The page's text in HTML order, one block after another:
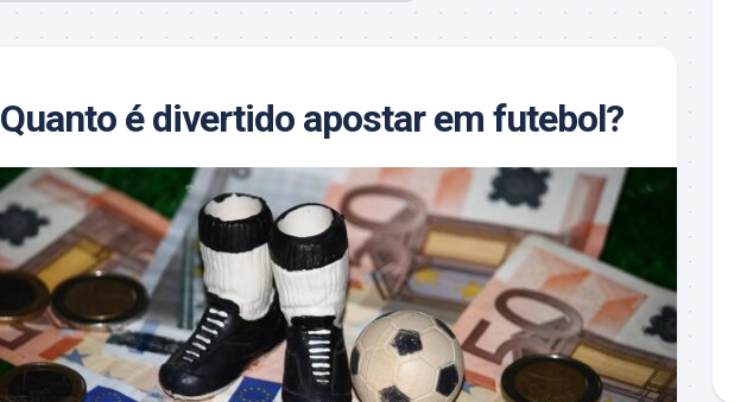
Quanto é divertido apostar em futebol?